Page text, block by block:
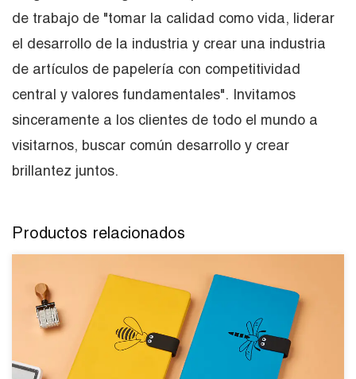
de trabajo de "tomar la calidad como vida, liderar
el desarrollo de la industria y crear una industria
de artículos de papelería con competitividad
central y valores fundamentales". Invitamos
sinceramente a los clientes de todo el mundo a
visitarnos, buscar común desarrollo y crear
brillantez juntos.
Productos relacionados